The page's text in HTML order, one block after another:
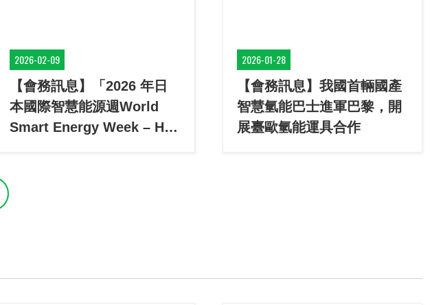
2026-02-09
【會務訊息】「2026 年日
本國際智慧能源週World
Smart Energy Week – H2
2026-01-28
【會務訊息】我國首輛國產
智慧氫能巴士進軍巴黎，開
展臺歐氫能運具合作